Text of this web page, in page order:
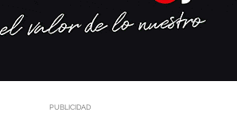
PUBLICIDAD